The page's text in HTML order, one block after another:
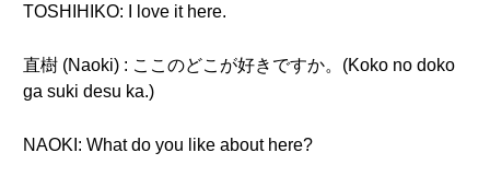
TOSHIHIKO: I love it here.
直樹 (Naoki) : ここのどこが好きですか。(Koko no doko
ga suki desu ka.)
NAOKI: What do you like about here?